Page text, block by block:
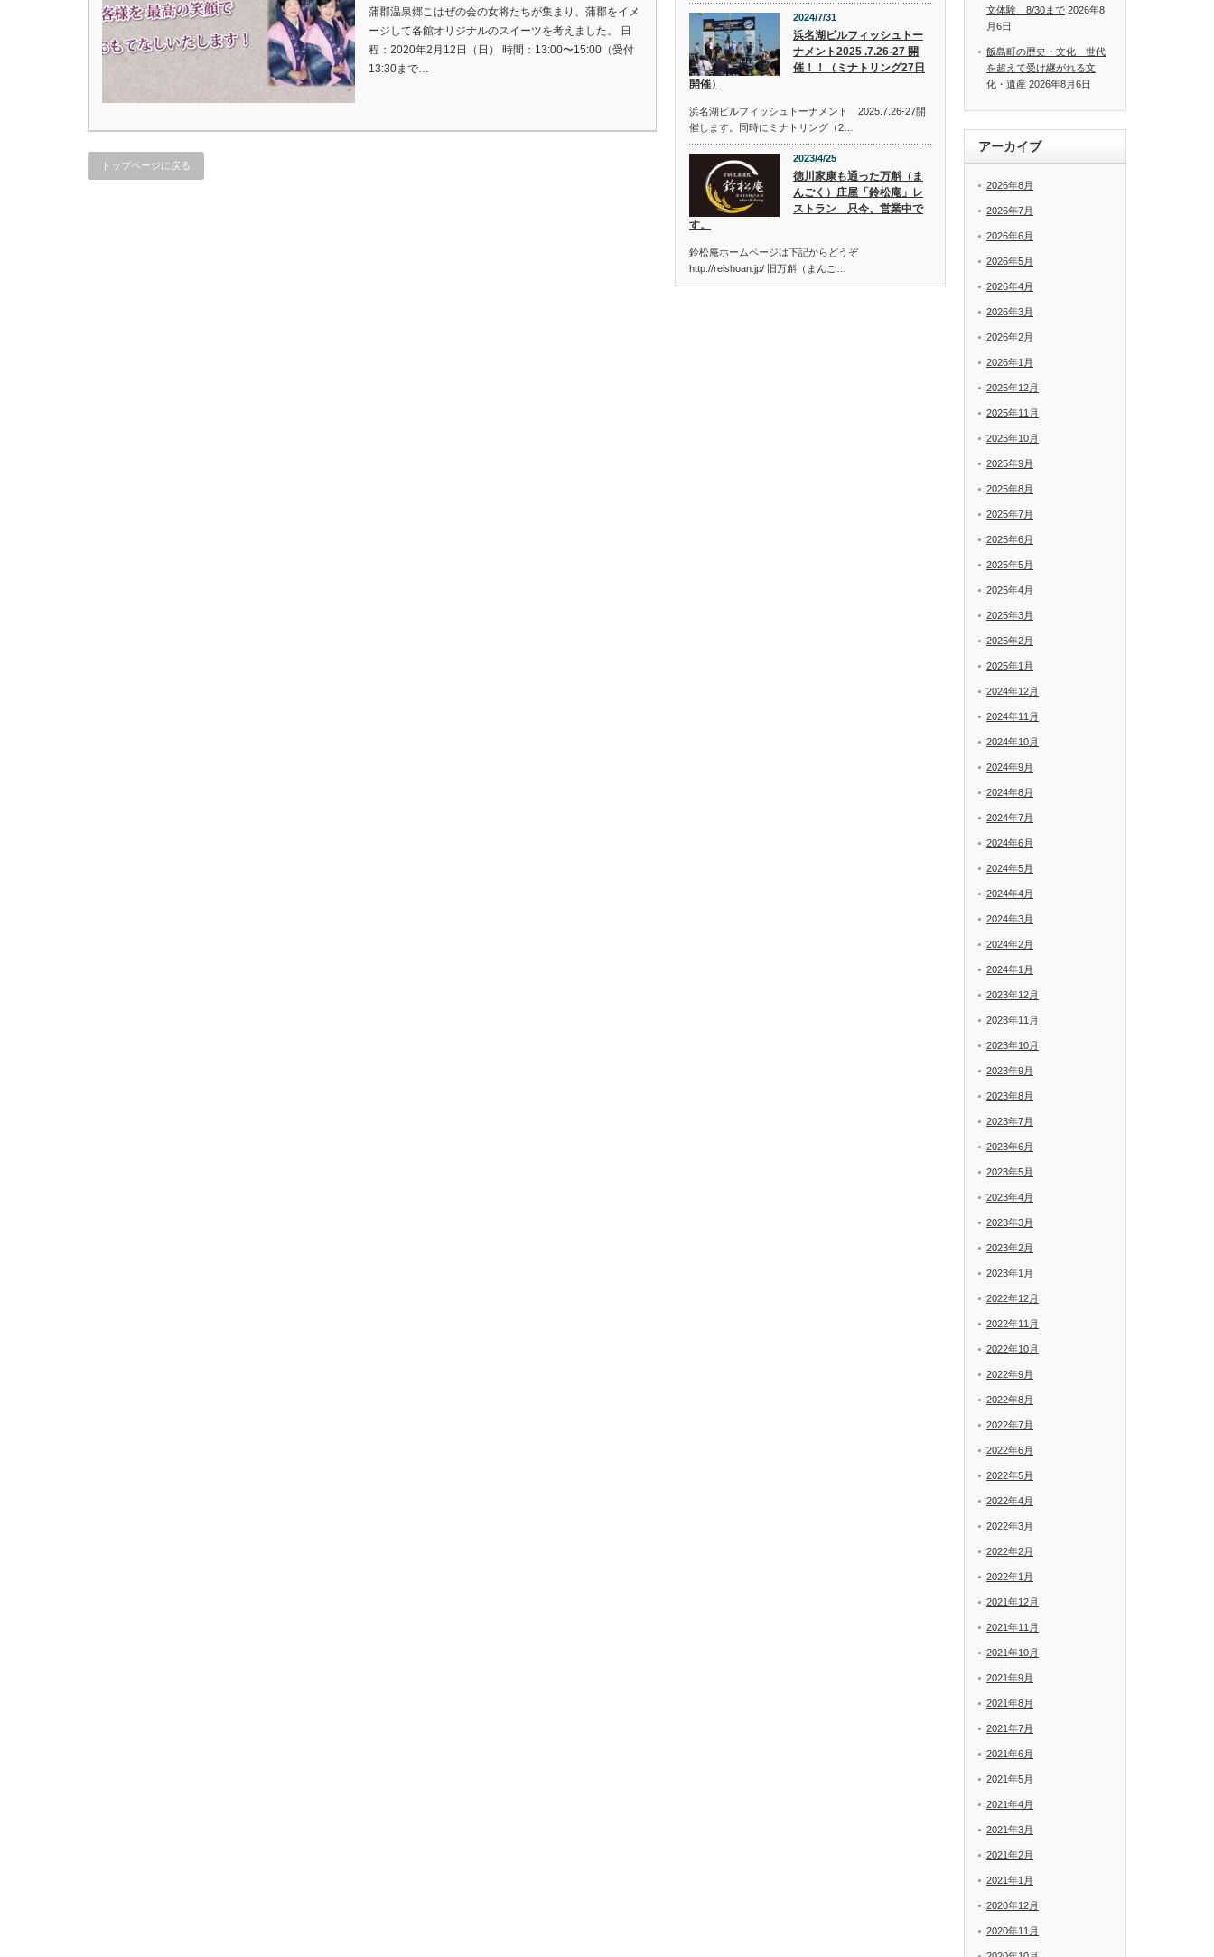
蒲郡温泉郷こはぜの会の女将たちが集まり、蒲郡をイメ
ージして各館オリジナルのスイーツを考えました。 日
程：2020年2月12日（日） 時間：13:00〜15:00（受付
13:30まで…
トップページに戻る
2024/7/31
浜名湖ビルフィッシュトー
ナメント2025 .7.26-27 開
催！！（ミナトリング27日
開催）
浜名湖ビルフィッシュトーナメント 2025.7.26-27開
催します。同時にミナトリング（2…
2023/4/25
徳川家康も通った万斛（ま
んごく）庄屋「鈴松庵」レ
ストラン 只今、営業中で
す。
鈴松庵ホームページは下記からどうぞ
http://reishoan.jp/ 旧万斛（まんご…
文体験 8/30まで 2026年8
月6日
飯島町の歴史・文化 世代
を超えて受け継がれる文
化・遺産 2026年8月6日
アーカイブ
2026年8月
2026年7月
2026年6月
2026年5月
2026年4月
2026年3月
2026年2月
2026年1月
2025年12月
2025年11月
2025年10月
2025年9月
2025年8月
2025年7月
2025年6月
2025年5月
2025年4月
2025年3月
2025年2月
2025年1月
2024年12月
2024年11月
2024年10月
2024年9月
2024年8月
2024年7月
2024年6月
2024年5月
2024年4月
2024年3月
2024年2月
2024年1月
2023年12月
2023年11月
2023年10月
2023年9月
2023年8月
2023年7月
2023年6月
2023年5月
2023年4月
2023年3月
2023年2月
2023年1月
2022年12月
2022年11月
2022年10月
2022年9月
2022年8月
2022年7月
2022年6月
2022年5月
2022年4月
2022年3月
2022年2月
2022年1月
2021年12月
2021年11月
2021年10月
2021年9月
2021年8月
2021年7月
2021年6月
2021年5月
2021年4月
2021年3月
2021年2月
2021年1月
2020年12月
2020年11月